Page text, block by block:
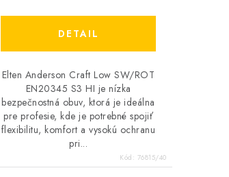
DETAIL
Elten Anderson Craft Low SW/ROT
EN20345 S3 HI je nízka
bezpečnostná obuv, ktorá je ideálna
pre profesie, kde je potrebné spojiť
flexibilitu, komfort a vysokú ochranu
pri...
Kód: 76815/40